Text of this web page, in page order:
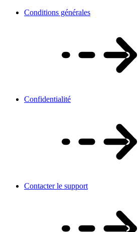
Conditions générales
Confidentialité
Contacter le support